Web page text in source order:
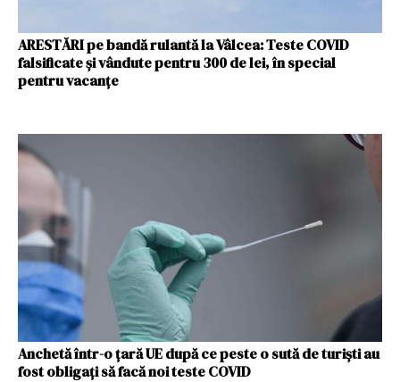
ARESTĂRI pe bandă rulantă la Vâlcea: Teste COVID
falsificate și vândute pentru 300 de lei, în special
pentru vacanțe
Anchetă într-o ţară UE după ce peste o sută de turişti au
fost obligaţi să facă noi teste COVID